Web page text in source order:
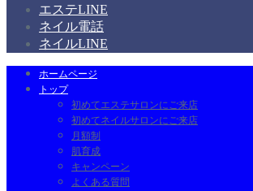
エステLINE
ネイル電話
ネイルLINE
ホームページ
トップ
初めてエステサロンにご来店
初めてネイルサロンにご来店
月額制
肌育成
キャンペーン
よくある質問